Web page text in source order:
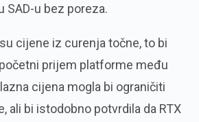
SAD-u bez poreza.
cijene iz curenja točne, to bi
prijem platforme među
cijena mogla bi ograničiti
ali bi istodobno potvrdila da RTX